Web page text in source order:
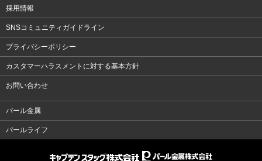
採用情報
SNSコミュニティガイドライン
プライバシーポリシー
カスタマーハラスメントに対する基本方針
お問い合わせ
パール金属
パールライフ